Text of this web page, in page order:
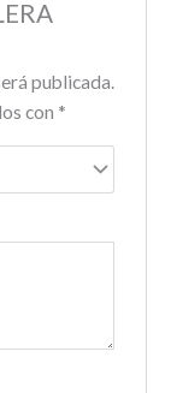
publicada.
con *